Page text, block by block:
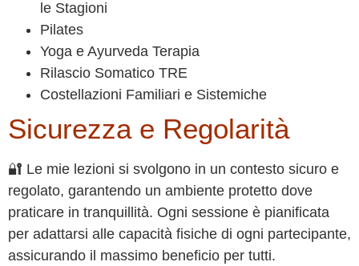
le Stagioni
Pilates
Yoga e Ayurveda Terapia
Rilascio Somatico TRE
Costellazioni Familiari e Sistemiche
Sicurezza e Regolarità
🔐 Le mie lezioni si svolgono in un contesto sicuro e
regolato, garantendo un ambiente protetto dove
praticare in tranquillità. Ogni sessione è pianificata
per adattarsi alle capacità fisiche di ogni partecipante,
assicurando il massimo beneficio per tutti.